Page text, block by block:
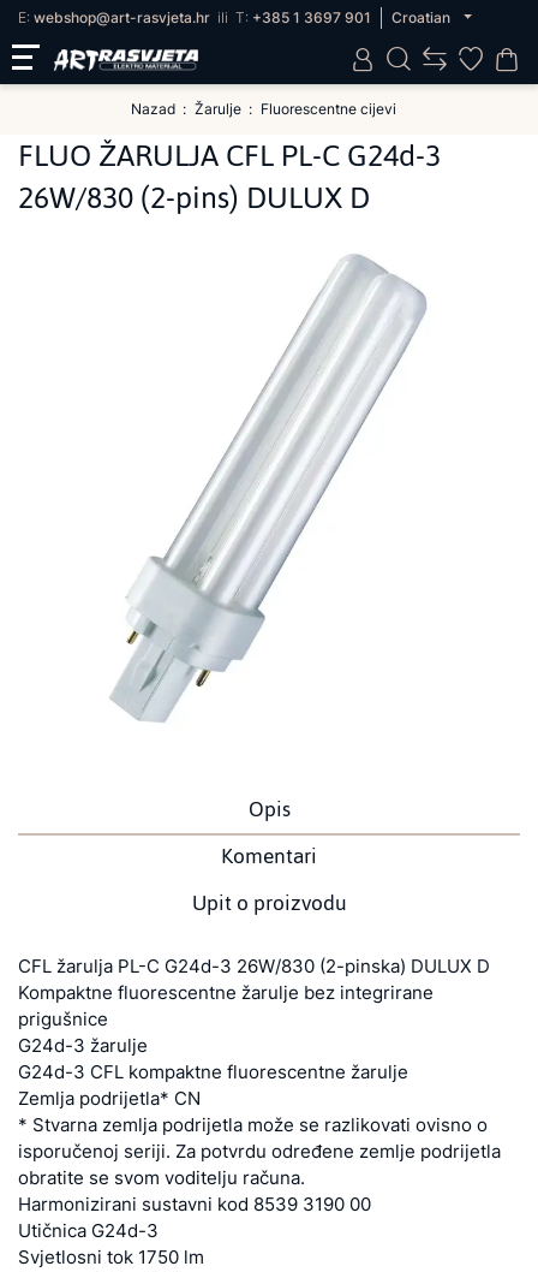
E: webshop@art-rasvjeta.hr ili T: +385 1 3697 901 Croatian
Nazad Žarulje Fluorescentne cijevi
FLUO ŽARULJA CFL PL-C G24d-3
26W/830 (2-pins) DULUX D
Opis
Komentari
Upit o proizvodu
CFL žarulja PL-C G24d-3 26W/830 (2-pinska) DULUX D
Kompaktne fluorescentne žarulje bez integrirane
prigušnice
G24d-3 žarulje
G24d-3 CFL kompaktne fluorescentne žarulje
Zemlja podrijetla* CN
* Stvarna zemlja podrijetla može se razlikovati ovisno o
isporučenoj seriji. Za potvrdu određene zemlje podrijetla
obratite se svom voditelju računa.
Harmonizirani sustavni kod 8539 3190 00
Utičnica G24d-3
Svjetlosni tok 1750 lm